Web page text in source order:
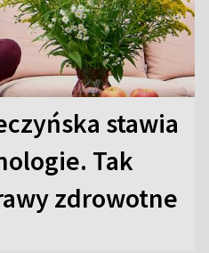
stawia
Tak
zdrowotne